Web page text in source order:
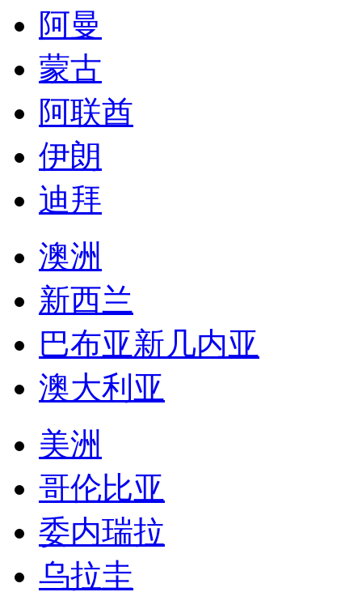
阿曼
蒙古
阿联酋
伊朗
迪拜
澳洲
新西兰
巴布亚新几内亚
澳大利亚
美洲
哥伦比亚
委内瑞拉
乌拉圭